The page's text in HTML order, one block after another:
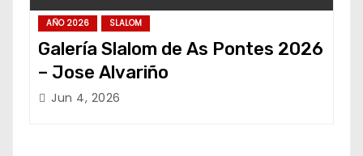
AÑO 2026 SLALOM
Galería Slalom de As Pontes 2026
– Jose Alvariño
Jun 4, 2026